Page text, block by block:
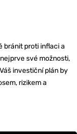
bránit proti inflaci a
své možnosti,
investiční plán by
rizikem a